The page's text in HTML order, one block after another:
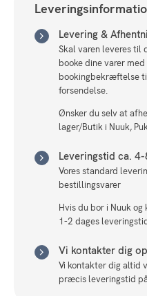
Levering &
Skal varen leveres til
booke dine varer med
bookingbekræftelse
forsendelse.
Ønsker du selv at
lager/Butik i Nuuk,
Leveringstid ca.
Vores standard
bestillingsvarer
Hvis du bor i Nuuk
1-2 dages
Vi kontakter dig
Vi kontakter dig altid
præcis leveringstid